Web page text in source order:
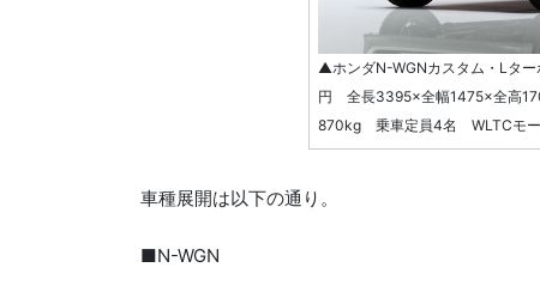
▲ホンダN-WGNカスタム・Lタ
円 全長3395×全幅1475×全高
870kg 乗車定員4名 WLTCモー
車種展開は以下の通り。
■N-WGN